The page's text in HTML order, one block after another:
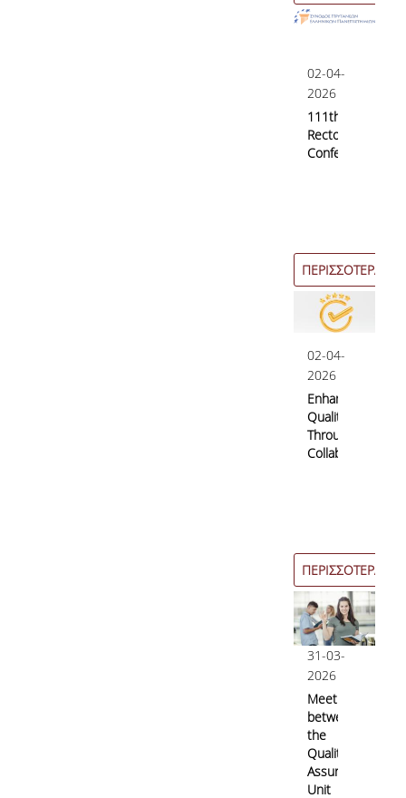
02-04-
2026
111th
Rectors’
Conference
ΠΕΡΙΣΣΟΤΕΡΑ
02-04-
2026
Enhancing
Quality
Through
Collaboration
ΠΕΡΙΣΣΟΤΕΡΑ
31-03-
2026
Meeting
between
the
Quality
Assurance
Unit